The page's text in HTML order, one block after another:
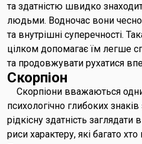
та здатністю швидко
людьми. Водночас вони чесно
та внутрішні суперечності.
цілком допомагає їм легше
та продовжувати рухатися
Скорпіон
Скорпіони вважаються
психологічно глибоких
рідкісну здатність заглядати
риси характеру, які багато